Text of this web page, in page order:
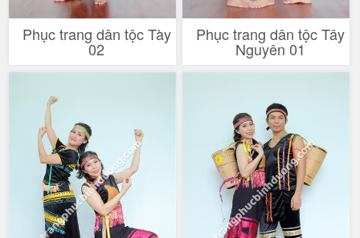
Phục trang dân tộc Tày
02
Phục trang dân tộc Tây
Nguyên 01